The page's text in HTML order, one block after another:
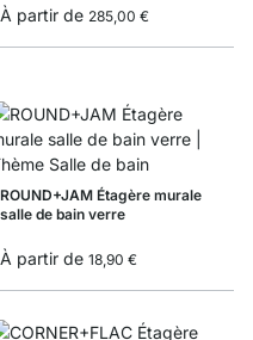
À partir de 285,00 €
ROUND+JAM Étagère murale
salle de bain verre
À partir de 18,90 €